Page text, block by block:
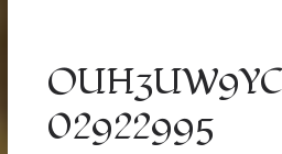
02922995